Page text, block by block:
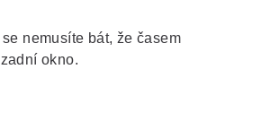
nemusíte bát, že časem
okno.